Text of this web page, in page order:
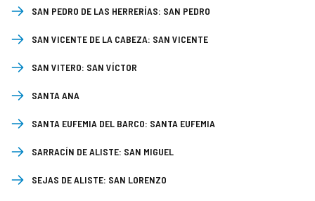
SAN PEDRO DE LAS HERRERÍAS: SAN PEDRO
SAN VICENTE DE LA CABEZA: SAN VICENTE
SAN VITERO: SAN VÍCTOR
SANTA ANA
SANTA EUFEMIA DEL BARCO: SANTA EUFEMIA
SARRACÍN DE ALISTE: SAN MIGUEL
SEJAS DE ALISTE: SAN LORENZO